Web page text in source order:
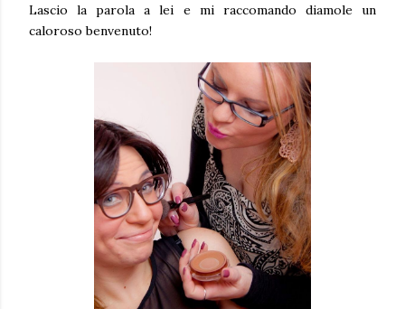
Lascio la parola a lei e mi raccomando diamole un
caloroso benvenuto!